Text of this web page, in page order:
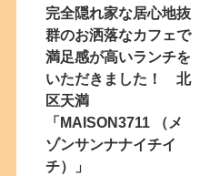
完全隠れ家な居心地抜
群のお洒落なカフェで
満足感が高いランチを
いただきました！ 北
区天満
「MAISON3711 （メ
ゾンサンナナイチイ
チ）」